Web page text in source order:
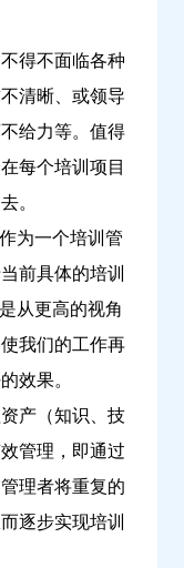
得不面临各种
清晰、或领导
给力等。值得
每个培训项目
。
为一个培训管
前具体的培训
从更高的视角
我们的工作再
效果。
产（知识、技
管理，即通过
理者将重复的
逐步实现培训